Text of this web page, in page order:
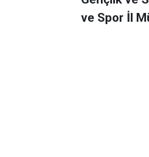
ve Spor İl